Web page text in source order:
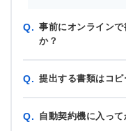
Q. 事前にオンライン
か？
Q. 提出する書類はコピ
Q. 自動契約機に入っ